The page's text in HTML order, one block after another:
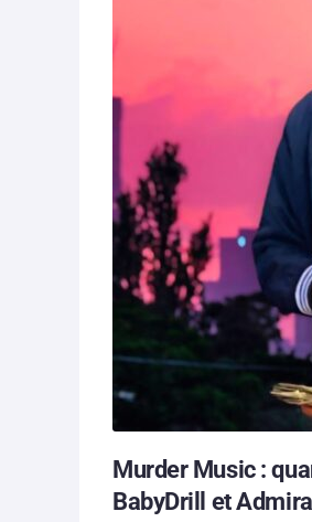
Murder Music :
BabyDrill et